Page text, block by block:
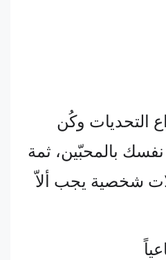
التحديات وكُن
بالمحبّين، ثمة
شخصية يجب ألاّ